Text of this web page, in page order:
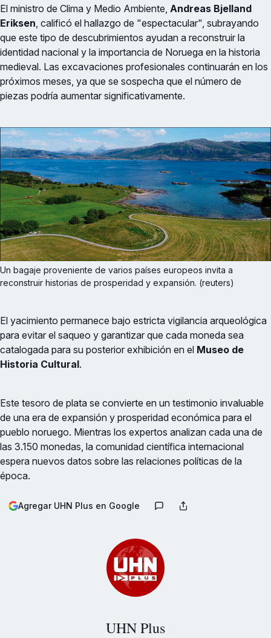
El ministro de Clima y Medio Ambiente, Andreas Bjelland
Eriksen , calificó el hallazgo de "espectacular", subrayando
que este tipo de descubrimientos ayudan a reconstruir la
identidad nacional y la importancia de Noruega en la historia
medieval. Las excavaciones profesionales continuarán en los
próximos meses, ya que se sospecha que el número de
piezas podría aumentar significativamente.
Un bagaje proveniente de varios países europeos invita a
reconstruir historias de prosperidad y expansión. (reuters)
El yacimiento permanece bajo estricta vigilancia arqueológica
para evitar el saqueo y garantizar que cada moneda sea
catalogada para su posterior exhibición en el Museo de
Historia Cultural.
Este tesoro de plata se convierte en un testimonio invaluable
de una era de expansión y prosperidad económica para el
pueblo noruego. Mientras los expertos analizan cada una de
las 3.150 monedas, la comunidad científica internacional
espera nuevos datos sobre las relaciones políticas de la
época.
Agregar UHN Plus en Google
UHN Plus